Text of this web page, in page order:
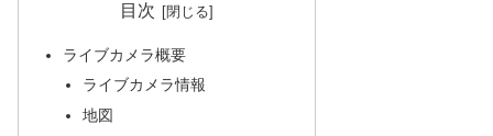
目次
ライブカメラ概要
ライブカメラ情報
地図